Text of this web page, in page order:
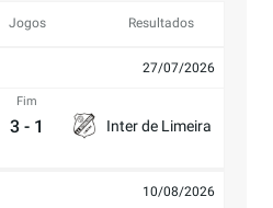
Jogos Resultados
27/07/2026
Fim
3 - 1 Inter de Limeira
10/08/2026